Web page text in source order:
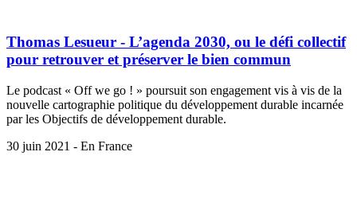
Thomas Lesueur - L’agenda 2030, ou le défi collectif
pour retrouver et préserver le bien commun
Le podcast « Off we go ! » poursuit son engagement vis à vis de la
nouvelle cartographie politique du développement durable incarnée
par les Objectifs de développement durable.
30 juin 2021 - En France